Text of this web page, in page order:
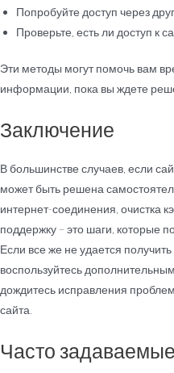
Попробуйте доступ через
Проверьте, есть ли доступ к
Эти методы могут помочь вам
информации, пока вы ждете
Заключение
В большинстве случаев, если
может быть решена
интернет-соединения, очистка
поддержку – это шаги, которые
Если все же не удается
воспользуйтесь
дождитесь исправления
сайта.
Часто